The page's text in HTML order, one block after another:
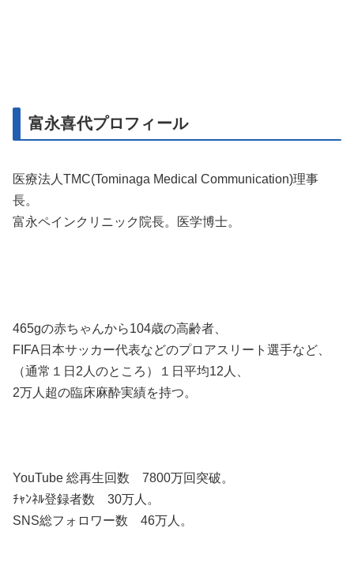
富永喜代プロフィール
医療法人TMC(Tominaga Medical Communication)理事
長。
富永ペインクリニック院長。医学博士。
465gの赤ちゃんから104歳の高齢者、
FIFA日本サッカー代表などのプロアスリート選手など、
（通常１日2人のところ）１日平均12人、
2万人超の臨床麻酔実績を持つ。
YouTube 総再生回数 7800万回突破。
ﾁｬﾝﾈﾙ登録者数 30万人。
SNS総フォロワー数 46万人。